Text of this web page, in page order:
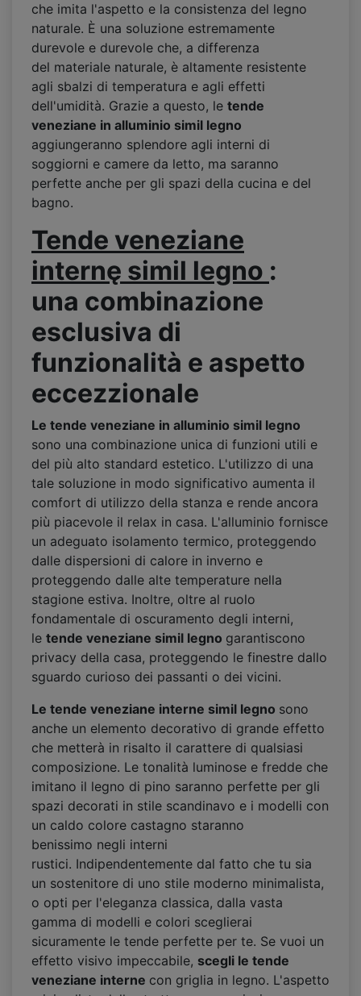
che imita l'aspetto e la consistenza del legno
naturale. È una soluzione estremamente
durevole e durevole che, a differenza
del materiale naturale, è altamente resistente
agli sbalzi di temperatura e agli effetti
dell'umidità. Grazie a questo, le tende
veneziane in alluminio simil legno
aggiungeranno splendore agli interni di
soggiorni e camere da letto, ma saranno
perfette anche per gli spazi della cucina e del
bagno.
Tende veneziane
internę simil legno :
una combinazione
esclusiva di
funzionalità e aspetto
eccezzionale
Le tende veneziane in alluminio simil legno
sono una combinazione unica di funzioni utili e
del più alto standard estetico. L'utilizzo di una
tale soluzione in modo significativo aumenta il
comfort di utilizzo della stanza e rende ancora
più piacevole il relax in casa. L'alluminio fornisce
un adeguato isolamento termico, proteggendo
dalle dispersioni di calore in inverno e
proteggendo dalle alte temperature nella
stagione estiva. Inoltre, oltre al ruolo
fondamentale di oscuramento degli interni,
le tende veneziane simil legno garantiscono
privacy della casa, proteggendo le finestre dallo
sguardo curioso dei passanti o dei vicini.
Le tende veneziane interne simil legno sono
anche un elemento decorativo di grande effetto
che metterà in risalto il carattere di qualsiasi
composizione. Le tonalità luminose e fredde che
imitano il legno di pino saranno perfette per gli
spazi decorati in stile scandinavo e i modelli con
un caldo colore castagno staranno
benissimo negli interni
rustici. Indipendentemente dal fatto che tu sia
un sostenitore di uno stile moderno minimalista,
o opti per l'eleganza classica, dalla vasta
gamma di modelli e colori sceglierai
sicuramente le tende perfette per te. Se vuoi un
effetto visivo impeccabile, scegli le tende
veneziane interne con griglia in legno. L'aspetto